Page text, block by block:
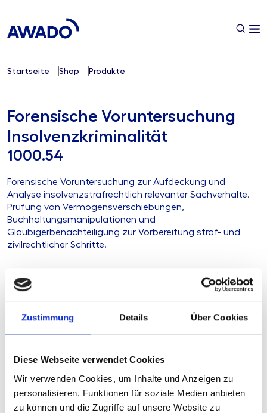
Zustimmung Details Über Cookies
Diese Webseite verwendet Cookies
Wir verwenden Cookies, um Inhalte und Anzeigen zu
personalisieren, Funktionen für soziale Medien anbieten
zu können und die Zugriffe auf unsere Website zu
Startseite Shop Produkte
Forensische Voruntersuchung
Insolvenzkriminalität
1000.54
Forensische Voruntersuchung zur Aufdeckung und
Analyse insolvenzstrafrechtlich relevanter Sachverhalte.
Prüfung von Vermögensverschiebungen,
Buchhaltungsmanipulationen und
Gläubigerbenachteiligung zur Vorbereitung straf- und
zivilrechtlicher Schritte.
Ihre Herausforderung
Unsere Lösung
Ihre Vorteile
Produkttyp
Standardisierte
Beratungsleistung